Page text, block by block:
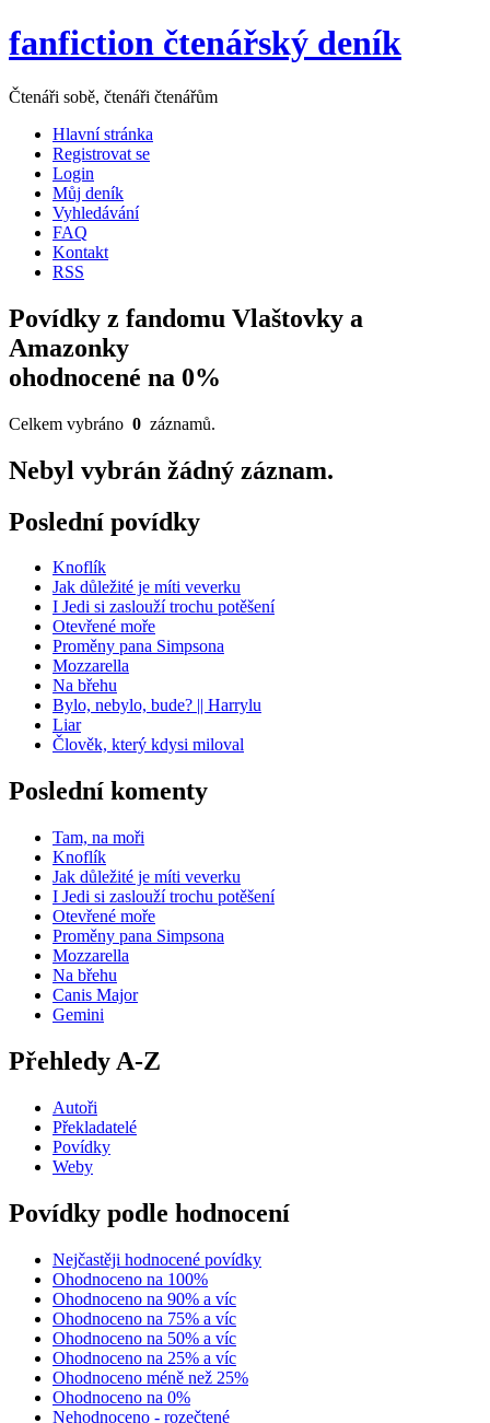
fanfiction čtenářský deník
Čtenáři sobě, čtenáři čtenářům
Hlavní stránka
Registrovat se
Login
Můj deník
Vyhledávání
FAQ
Kontakt
RSS
Povídky z fandomu Vlaštovky a
Amazonky
ohodnocené na 0%
Celkem vybráno 0 záznamů.
Nebyl vybrán žádný záznam.
Poslední povídky
Knoflík
Jak důležité je míti veverku
I Jedi si zaslouží trochu potěšení
Otevřené moře
Proměny pana Simpsona
Mozzarella
Na břehu
Bylo, nebylo, bude? || Harrylu
Liar
Člověk, který kdysi miloval
Poslední komenty
Tam, na moři
Knoflík
Jak důležité je míti veverku
I Jedi si zaslouží trochu potěšení
Otevřené moře
Proměny pana Simpsona
Mozzarella
Na břehu
Canis Major
Gemini
Přehledy A-Z
Autoři
Překladatelé
Povídky
Weby
Povídky podle hodnocení
Nejčastěji hodnocené povídky
Ohodnoceno na 100%
Ohodnoceno na 90% a víc
Ohodnoceno na 75% a víc
Ohodnoceno na 50% a víc
Ohodnoceno na 25% a víc
Ohodnoceno méně než 25%
Ohodnoceno na 0%
Nehodnoceno - rozečtené